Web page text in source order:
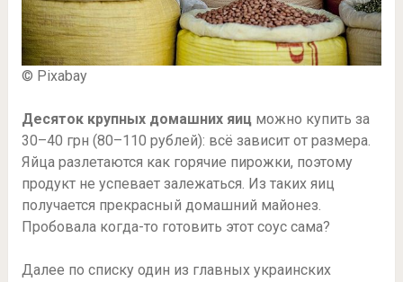
© Pixabay
Десяток крупных домашних яицможно купить за
30–40 грн (80–110 рублей): всё зависит от размера.
Яйца разлетаются как горячие пирожки, поэтому
продукт не успевает залежаться. Из таких яиц
получается прекрасный домашний майонез.
Пробовала когда-то готовить этот соус сама?
Далее по списку один из главных украинских